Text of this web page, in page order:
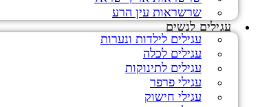
שרשראות עין הרע
עגילים לנשים
עגילים לילדות ונערות
עגילים לכלה
עגילים לתינוקות
עגילי פרפר
עגילי חישוק